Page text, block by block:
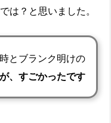
は？と思いました。
とブランク明けの
、すごかったです